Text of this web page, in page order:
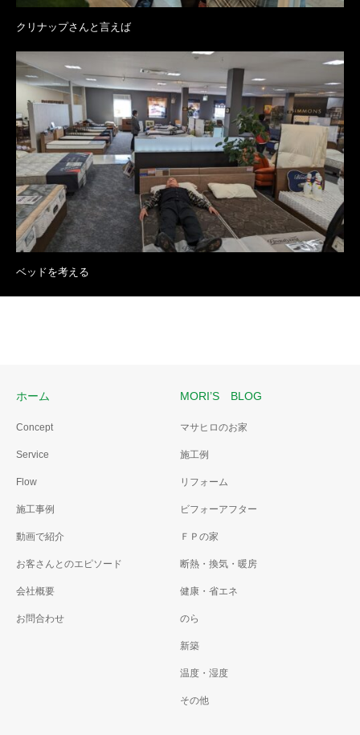
クリナップさんと言えば
ベッドを考える
ホーム
Concept
Service
Flow
施工事例
動画で紹介
お客さんとのエピソード
会社概要
お問合わせ
MORI’S BLOG
マサヒロのお家
施工例
リフォーム
ビフォーアフター
ＦＰの家
断熱・換気・暖房
健康・省エネ
のら
新築
温度・湿度
その他